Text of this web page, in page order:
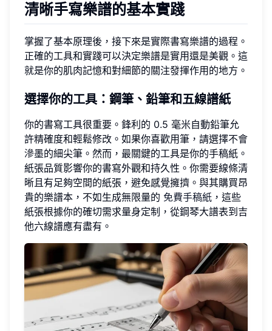
清晰手寫樂譜的基本實踐
掌握了基本原理後，接下來是實際書寫樂譜的過程。
正確的工具和實踐可以決定樂譜是實用還是美觀。這
就是你的肌肉記憶和對細節的關注發揮作用的地方。
選擇你的工具：鋼筆、鉛筆和五線譜紙
你的書寫工具很重要。鋒利的 0.5 毫米自動鉛筆允
許精確度和輕鬆修改。如果你喜歡用筆，請選擇不會
滲墨的細尖筆。然而，最關鍵的工具是你的手稿紙。
紙張品質影響你的書寫外觀和持久性。你需要線條清
晰且有足夠空間的紙張，避免感覺擁擠。與其購買昂
貴的樂譜本，不如生成無限量的 免費手稿紙 ，這些
紙張根據你的確切需求量身定制，從鋼琴大譜表到吉
他六線譜應有盡有。